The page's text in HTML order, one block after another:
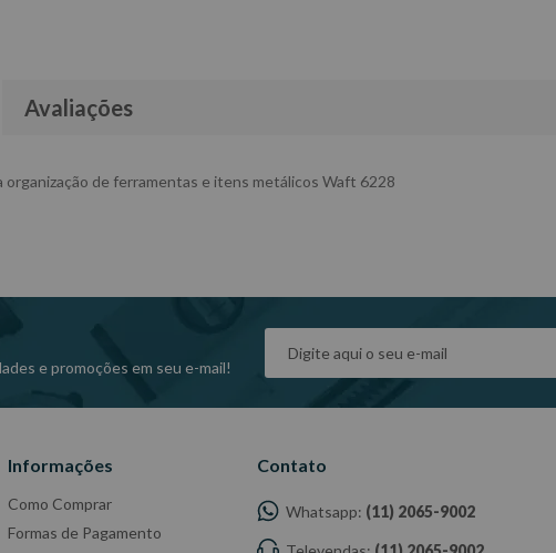
Avaliações
organização de ferramentas e itens metálicos Waft 6228
e promoções em seu e-mail!
Informações
Como Comprar
Formas de Pagamento
Contato
Whatsapp: (11) 2065-9002